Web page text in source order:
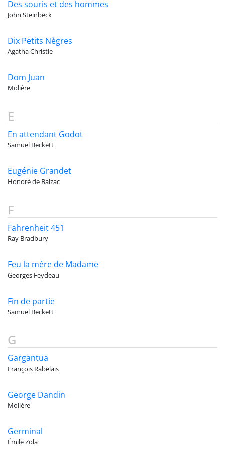
Des souris et des hommes
John Steinbeck
Dix Petits Nègres
Agatha Christie
Dom Juan
Molière
E
En attendant Godot
Samuel Beckett
Eugénie Grandet
Honoré de Balzac
F
Fahrenheit 451
Ray Bradbury
Feu la mère de Madame
Georges Feydeau
Fin de partie
Samuel Beckett
G
Gargantua
François Rabelais
George Dandin
Molière
Germinal
Émile Zola